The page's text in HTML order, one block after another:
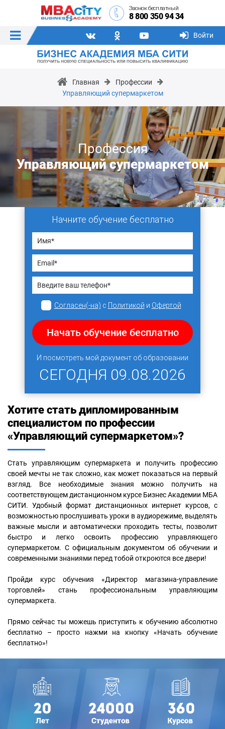
Звонок бесплатный
8 800 350 94 34
Войти
Главная
Профессии
Управляющий супермаркетом
Профессия
Управляющий супермаркетом
Начните обучение бесплатно
Согласен(-на) с Политикой и Офертой
Начать обучение бесплатно
И посмотреть мой документ об образовании
СЕГОДНЯ 09.08.2026
Хотите стать дипломированным
специалистом по профессии
«Управляющий супермаркетом»?
Стать управляющим супермаркета и получить профессию
своей мечты не так сложно, как может показаться на первый
взгляд. Все необходимые знания можно получить на
соответствующем дистанционном курсе Бизнес Академии МБА
СИТИ. Удобный формат дистанционных интернет курсов, с
возможностью прослушивать уроки в аудиорежиме, выделять
важные мысли и автоматически проходить тесты, позволит
быстро и легко освоить профессию управляющего
супермаркетом. С официальным документом об обучении и
современными знаниями перед тобой откроются все двери!
Пройди курс обучения «Директор магазина-управление
торговлей» стань профессиональным управляющим
супермаркета.
Прямо сейчас ты можешь приступить к обучению абсолютно
бесплатно – просто нажми на кнопку «Начать обучение
бесплатно»!